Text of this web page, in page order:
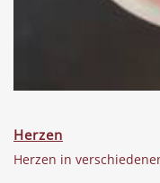
Herzen
Herzen in